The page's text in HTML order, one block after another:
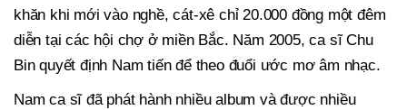
khăn khi mới vào nghề, cát-xê chỉ 20.000 đồng một đêm
diễn tại các hội chợ ở miền Bắc. Năm 2005, ca sĩ Chu
Bin quyết định Nam tiến để theo đuổi ước mơ âm nhạc.
Nam ca sĩ đã phát hành nhiều album và được nhiều